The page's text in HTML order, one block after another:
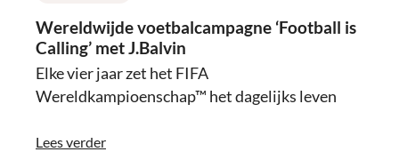
Wereldwijde voetbalcampagne ‘Football is
Calling’ met J.Balvin
Elke vier jaar zet het FIFA
Wereldkampioenschap™ het dagelijks leven
Lees verder